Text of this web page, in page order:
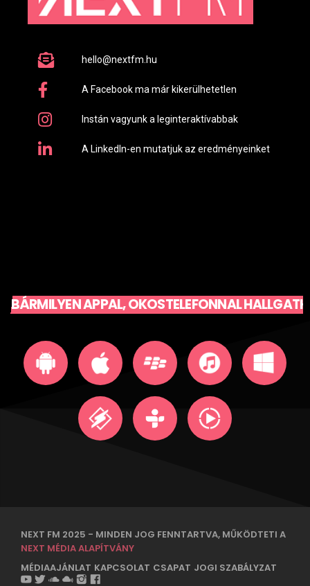
hello@nextfm.hu
A Facebook ma már kikerülhetetlen
Instán vagyunk a leginteraktívabbak
A LinkedIn-en mutatjuk az eredményeinket
BÁRMILYEN APPAL, OKOSTELEFONNAL
NEXT FM 2025 - MINDEN JOG FENNTARTVA, MŰKÖDTETI A
NEXT MÉDIA ALAPÍTVÁNY
MÉDIAAJÁNLAT KAPCSOLAT CSAPAT JOGI SZABÁLYZAT